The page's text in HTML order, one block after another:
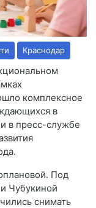
Краснодар
комплексное
в
в пресс-службе
Под
Чубукиной
снимать